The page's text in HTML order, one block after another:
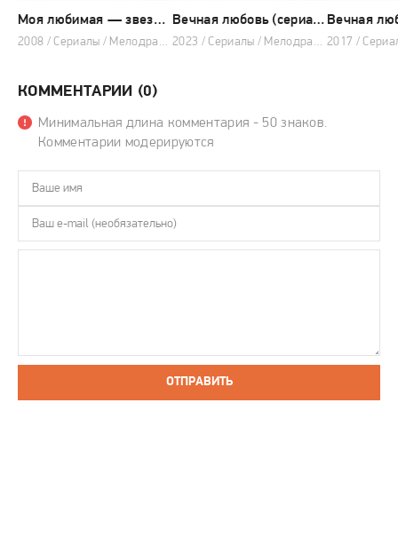
Моя любимая — звезда (сериал 2008 – 2009)
2008 / Сериалы / Мелодрама
Вечная любовь (сериал 2023)
2023 / Сериалы / Мелодрама
Вечная
КОММЕНТАРИИ (0)
Минимальная длина комментария - 50 знаков.
Комментарии модерируются
ОТПРАВИТЬ